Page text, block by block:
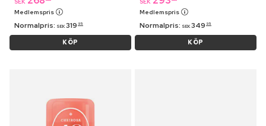
Medlemspris
Normalpris: SEK 319 95
KÖP
Medlemspris
Normalpris: SEK 349 95
KÖP